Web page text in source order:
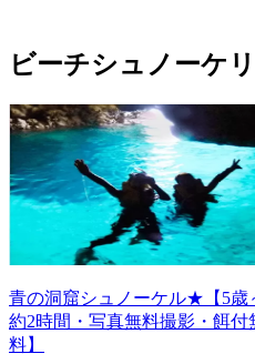
ビーチシュノーケ
青の洞窟シュノーケル★【5歳
約2時間・写真無料撮影・餌付
料】